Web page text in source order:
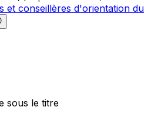
et conseillères d'orientation du
sous le titre